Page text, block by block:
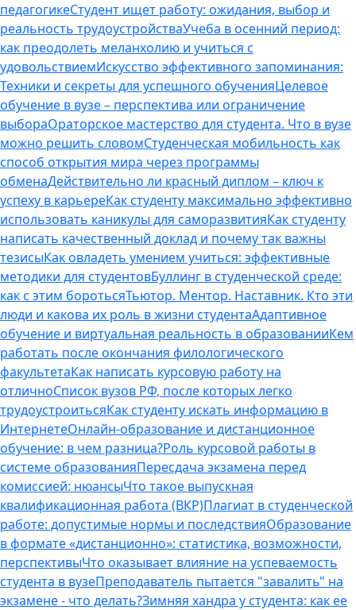
педагогикеСтудент ищет работу: ожидания, выбор и
реальность трудоустройстваУчеба в осенний период:
как преодолеть меланхолию и учиться с
удовольствиемИскусство эффективного запоминания:
Техники и секреты для успешного обученияЦелевое
обучение в вузе – перспектива или ограничение
выбораОраторское мастерство для студента. Что в вузе
можно решить словомСтуденческая мобильность как
способ открытия мира через программы
обменаДействительно ли красный диплом – ключ к
успеху в карьереКак студенту максимально эффективно
использовать каникулы для саморазвитияКак студенту
написать качественный доклад и почему так важны
тезисыКак овладеть умением учиться: эффективные
методики для студентовБуллинг в студенческой среде:
как с этим боротьсяТьютор. Ментор. Наставник. Кто эти
люди и какова их роль в жизни студентаАдаптивное
обучение и виртуальная реальность в образованииКем
работать после окончания филологического
факультетаКак написать курсовую работу на
отличноСписок вузов РФ, после которых легко
трудоустроитьсяКак студенту искать информацию в
ИнтернетеОнлайн-образование и дистанционное
обучение: в чем разница?Роль курсовой работы в
системе образованияПересдача экзамена перед
комиссией: нюансыЧто такое выпускная
квалификационная работа (ВКР)Плагиат в студенческой
работе: допустимые нормы и последствияОбразование
в формате «дистанционно»: статистика, возможности,
перспективыЧто оказывает влияние на успеваемость
студента в вузеПреподаватель пытается "завалить" на
экзамене - что делать?Зимняя хандра у студента: как ее